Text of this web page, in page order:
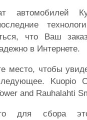
автомобилей
что Ваш
в Интернете.
место, чтобы
Kuopio
and Rauhalahti
для сбора